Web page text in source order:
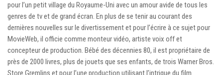
pour l’un petit village du Royaume-Uni avec un amour avide de tous les
genres de tv et de grand écran. En plus de se tenir au courant des
dernières nouvelles sur le divertissement et pour l’écrire à ce sujet pour
MovieWeb, il officie comme monteur vidéo, artiste voix off et
concepteur de production. Bébé des décennies 80, il est propriétaire de
près de 2000 livres, plus de jouets que ses enfants, de trois Warner Bros.
Store Gremlins et pour l’une production utilisant l’intrigue du film